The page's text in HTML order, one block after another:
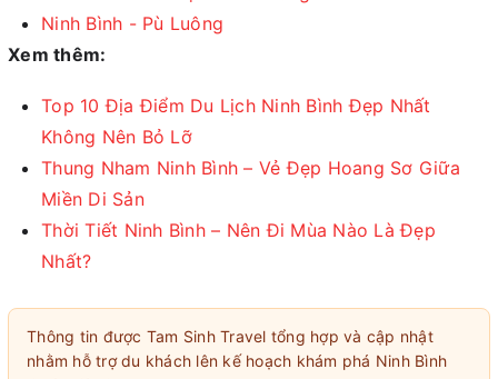
Ninh Bình - Pù Luông
Xem thêm:
Top 10 Địa Điểm Du Lịch Ninh Bình Đẹp Nhất
Không Nên Bỏ Lỡ
Thung Nham Ninh Bình – Vẻ Đẹp Hoang Sơ Giữa
Miền Di Sản
Thời Tiết Ninh Bình – Nên Đi Mùa Nào Là Đẹp
Nhất?
Thông tin được Tam Sinh Travel tổng hợp và cập nhật
nhằm hỗ trợ du khách lên kế hoạch khám phá Ninh Bình